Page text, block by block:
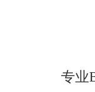
专业